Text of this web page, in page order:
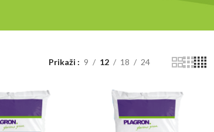
Prikaži 9 12 18 24